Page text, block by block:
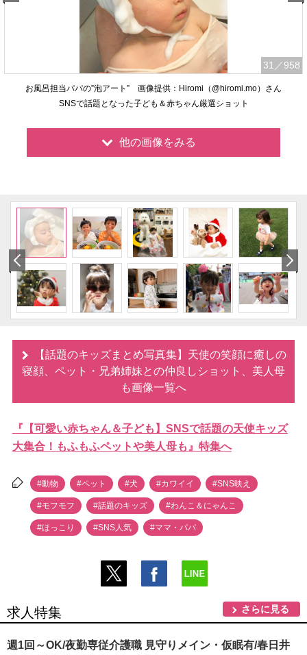
31 ／958
お風呂担当パパの”泡アート” 画像提供：Hiromi（@hiromi.mo）さん
SNSで話題となった子ども＆赤ちゃん厳選ショット
他の画像をみる
【話題のキッズまとめ写真集】天使の笑顔に癒しの
寝顔、ペット・兄弟姉妹との仲良しショット、美人母
も画像一覧へ
『【可愛い赤ちゃん＆子ども】SNSで話題の天使キッズ
大集合！もふもふペットや美人母も』特集へ
#動物 #ペット #犬 #カワイイ #SNS映え
#モフモフ #話題のキッズ #わんこ＆にゃんこ
#ほっこり #SNS人気 #ママ・パパ
求人特集 さらに見る
週1回～OK/夜勤専従介護職 見守りメイン・仮眠有/春日井